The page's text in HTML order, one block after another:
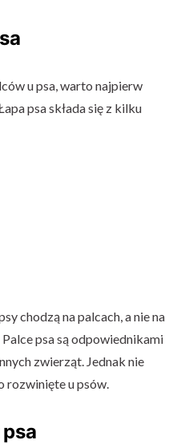
u psa, warto najpierw
psa składa się z kilku
chodzą na palcach, a nie na
psa są odpowiednikami
zwierząt. Jednak nie
rozwinięte u psów.